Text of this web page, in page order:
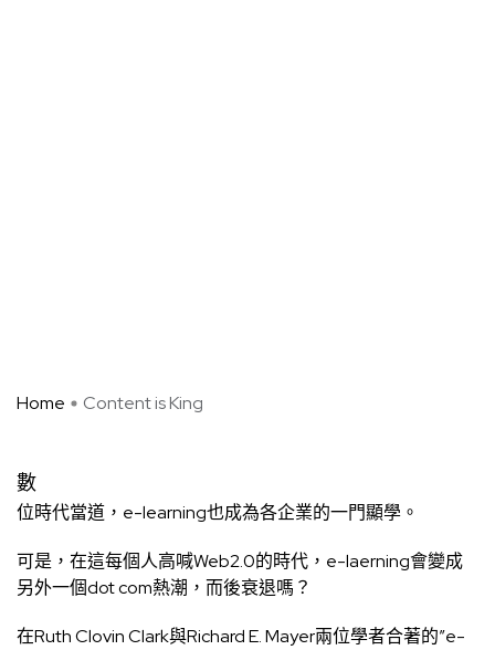
Home Content is King
數
位時代當道，e-learning也成為各企業的一門顯學。
可是，在這每個人高喊Web2.0的時代，e-laerning會變成
另外一個dot com熱潮，而後衰退嗎？
在Ruth Clovin Clark與Richard E. Mayer兩位學者合著的”e-